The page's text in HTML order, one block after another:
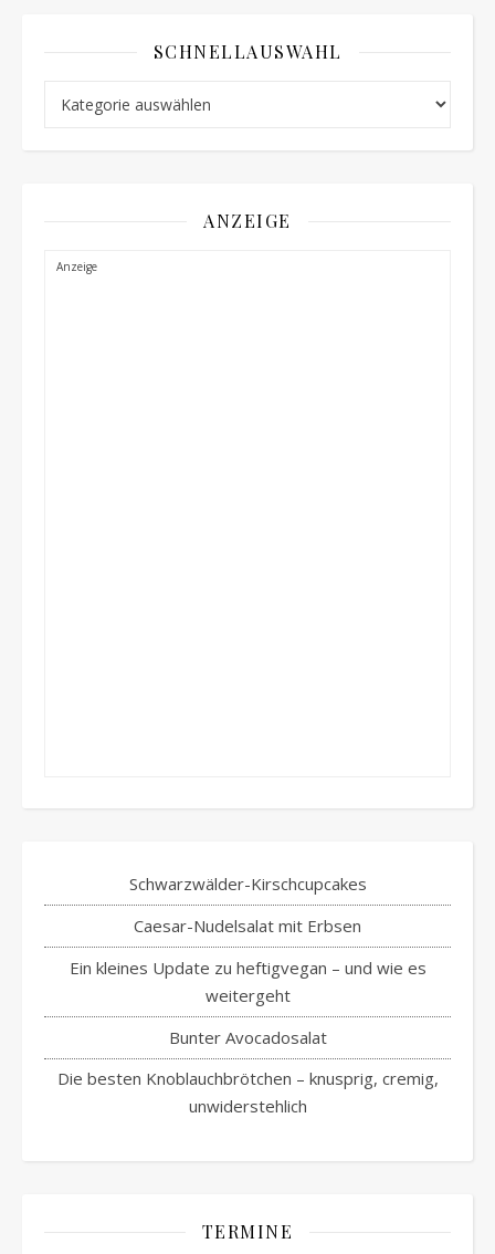
SCHNELLAUSWAHL
ANZEIGE
Schwarzwälder-Kirschcupcakes
Caesar-Nudelsalat mit Erbsen
Ein kleines Update zu heftigvegan – und wie es
weitergeht
Bunter Avocadosalat
Die besten Knoblauchbrötchen – knusprig, cremig,
unwiderstehlich
TERMINE